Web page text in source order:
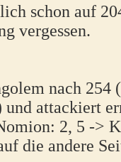
schon auf
vergessen.
nach 254
attackiert
2, 5 ->
die andere